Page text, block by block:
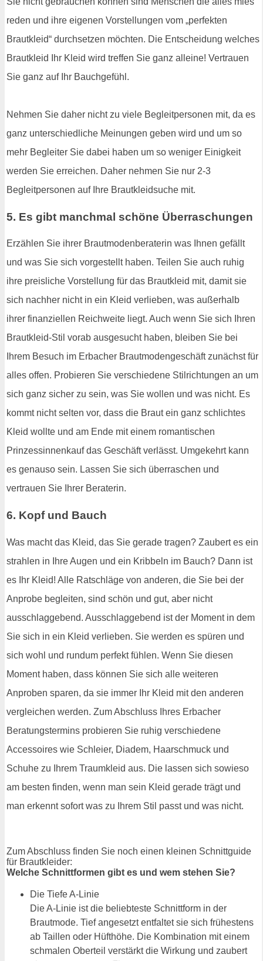
reden und ihre eigenen Vorstellungen vom „perfekten
Brautkleid“ durchsetzen möchten. Die Entscheidung welches
Brautkleid Ihr Kleid wird treffen Sie ganz alleine! Vertrauen
Sie ganz auf Ihr Bauchgefühl.
Nehmen Sie daher nicht zu viele Begleitpersonen mit, da es
ganz unterschiedliche Meinungen geben wird und um so
mehr Begleiter Sie dabei haben um so weniger Einigkeit
werden Sie erreichen. Daher nehmen Sie nur 2-3
Begleitpersonen auf Ihre Brautkleidsuche mit.
5. Es gibt manchmal schöne Überraschungen
Erzählen Sie ihrer Brautmodenberaterin was Ihnen gefällt
und was Sie sich vorgestellt haben. Teilen Sie auch ruhig
ihre preisliche Vorstellung für das Brautkleid mit, damit sie
sich nachher nicht in ein Kleid verlieben, was außerhalb
ihrer finanziellen Reichweite liegt. Auch wenn Sie sich Ihren
Brautkleid-Stil vorab ausgesucht haben, bleiben Sie bei
Ihrem Besuch im Erbacher Brautmodengeschäft zunächst für
alles offen. Probieren Sie verschiedene Stilrichtungen an um
sich ganz sicher zu sein, was Sie wollen und was nicht. Es
kommt nicht selten vor, dass die Braut ein ganz schlichtes
Kleid wollte und am Ende mit einem romantischen
Prinzessinnenkauf das Geschäft verlässt. Umgekehrt kann
es genauso sein. Lassen Sie sich überraschen und
vertrauen Sie Ihrer Beraterin.
6. Kopf und Bauch
Was macht das Kleid, das Sie gerade tragen? Zaubert es ein
strahlen in Ihre Augen und ein Kribbeln im Bauch? Dann ist
es Ihr Kleid! Alle Ratschläge von anderen, die Sie bei der
Anprobe begleiten, sind schön und gut, aber nicht
ausschlaggebend. Ausschlaggebend ist der Moment in dem
Sie sich in ein Kleid verlieben. Sie werden es spüren und
sich wohl und rundum perfekt fühlen. Wenn Sie diesen
Moment haben, dass können Sie sich alle weiteren
Anproben sparen, da sie immer Ihr Kleid mit den anderen
vergleichen werden. Zum Abschluss Ihres Erbacher
Beratungstermins probieren Sie ruhig verschiedene
Accessoires wie Schleier, Diadem, Haarschmuck und
Schuhe zu Ihrem Traumkleid aus. Die lassen sich sowieso
am besten finden, wenn man sein Kleid gerade trägt und
man erkennt sofort was zu Ihrem Stil passt und was nicht.
Zum Abschluss finden Sie noch einen kleinen Schnittguide
für Brautkleider:
Welche Schnittformen gibt es und wem stehen Sie?
Die Tiefe A-Linie
Die A-Linie ist die beliebteste Schnittform in der
Brautmode. Tief angesetzt entfaltet sie sich frühestens
ab Taillen oder Hüfthöhe. Die Kombination mit einem
schmalen Oberteil verstärkt die Wirkung und zaubert